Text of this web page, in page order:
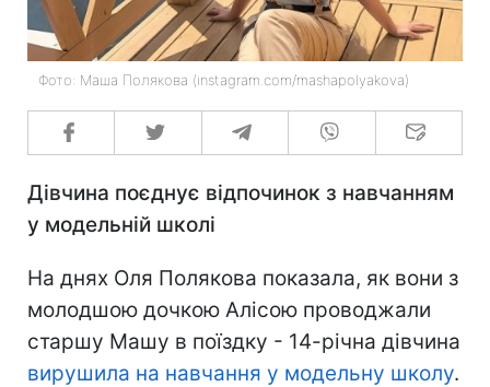
Фото: Маша Полякова (instagram.com/mashapolyakova)
Дівчина поєднує відпочинок з навчанням
у модельній школі
На днях Оля Полякова показала, як вони з
молодшою дочкою Алісою проводжали
старшу Машу в поїздку - 14-річна дівчина
вирушила на навчання у модельну школу.